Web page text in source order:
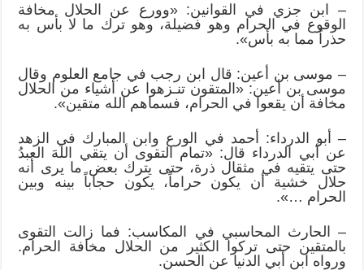
– ابن جزي في القوانين: «وورع عن الحلال مخافة
الوقوع في الحرام وهو فضيلة، وهو ترك ما لا بأس به
حذراً مما به بأس».
– موسى بن أعين: قال ابن رجب في جامع العلوم وقال
موسى بن أعين: «المتقون تنـزهوا عن أشياء من الحلال
مخافة أن يقعوا في الحرام، فسماهم الله متقين».
– أبو الدرداء: أحمد في الورع وابن المبارك في الزهد
عن أبي الدرداء قال: «تمام التقوى أن يتقي اللهَ العبدُ
حتى يتقيه في مثقال ذرة، حتى يترك بعض ما يرى أنه
حلال خشية أن يكون حراماً، يكون حجاباً بينه وبين
الحرام …».
– الحارث المحاسبي في المكاسب: فما زالت التقوى
بالمتقين حتى تركوا الكثير من الحلال مخافة الحرام.
ورواه ابن أبي الدنيا عن الحسن.